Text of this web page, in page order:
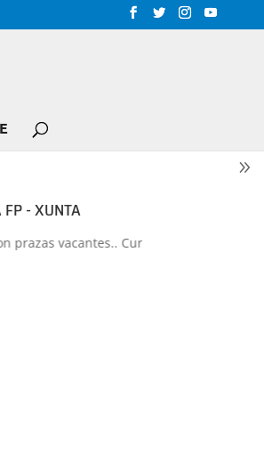
FP - XUNTA
vacantes.. Curso 2026-2027